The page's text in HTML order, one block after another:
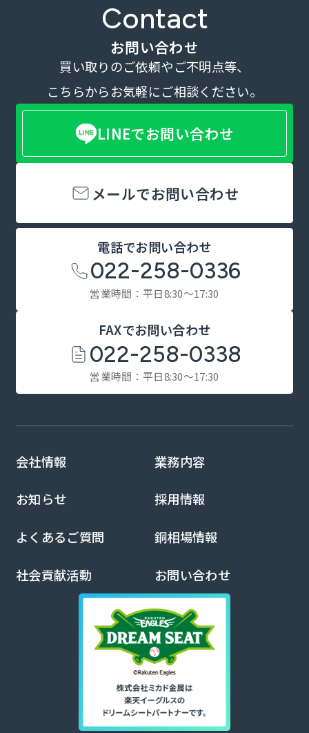
Contact
お問い合わせ
買い取りのご依頼やご不明点等、
こちらからお気軽にご相談ください。
メールでお問い合わせ
LINEでお問い合わせ
電話でお問い合わせ
022-258-0336
営業時間：平日8:30～17:30
FAXでお問い合わせ
022-258-0338
営業時間：平日8:30～17:30
会社情報 業務内容
お知らせ 採用情報
よくあるご質問 銅相場情報
社会貢献活動 お問い合わせ